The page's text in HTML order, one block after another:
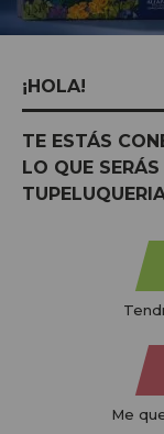
¡HOLA!
TE ESTÁS
LO QUE
Me